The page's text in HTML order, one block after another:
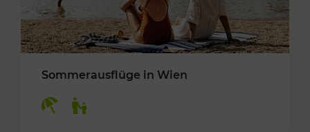
Sommerausflüge in Wien